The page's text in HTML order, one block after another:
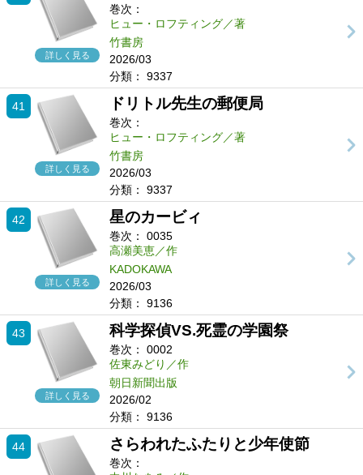
詳しく見る
巻次：
ヒュー・ロフティング／著
竹書房
2026/03
分類：
9337
41
詳しく見る
ドリトル先生の郵便局
巻次：
ヒュー・ロフティング／著
竹書房
2026/03
分類：
9337
42
詳しく見る
星のカービィ
巻次：
0035
高瀬美恵／作
KADOKAWA
2026/03
分類：
9136
43
詳しく見る
科学探偵VS.死霊の学園祭
巻次：
0002
佐東みどり／作
朝日新聞出版
2026/02
分類：
9136
44 さらわれたふたりと少年使節
巻次：